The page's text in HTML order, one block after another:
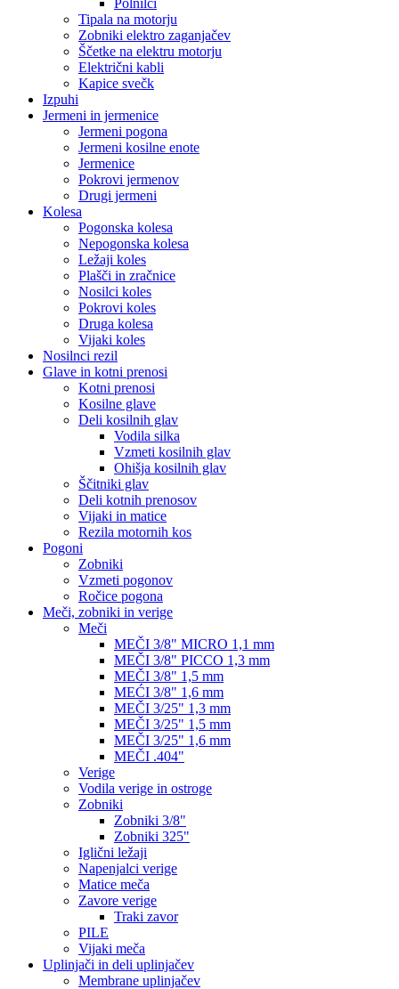
Polnilci
Tipala na motorju
Zobniki elektro zaganjačev
Ščetke na elektru motorju
Električni kabli
Kapice svečk
Izpuhi
Jermeni in jermenice
Jermeni pogona
Jermeni kosilne enote
Jermenice
Pokrovi jermenov
Drugi jermeni
Kolesa
Pogonska kolesa
Nepogonska kolesa
Ležaji koles
Plašči in zračnice
Nosilci koles
Pokrovi koles
Druga kolesa
Vijaki koles
Nosilnci rezil
Glave in kotni prenosi
Kotni prenosi
Kosilne glave
Deli kosilnih glav
Vodila silka
Vzmeti kosilnih glav
Ohišja kosilnih glav
Ščitniki glav
Deli kotnih prenosov
Vijaki in matice
Rezila motornih kos
Pogoni
Zobniki
Vzmeti pogonov
Ročice pogona
Meči, zobniki in verige
Meči
MEČI 3/8" MICRO 1,1 mm
MEČI 3/8" PICCO 1,3 mm
MEČI 3/8" 1,5 mm
MEĆI 3/8" 1,6 mm
MEČI 3/25" 1,3 mm
MEČI 3/25" 1,5 mm
MEČI 3/25" 1,6 mm
MEČI .404"
Verige
Vodila verige in ostroge
Zobniki
Zobniki 3/8"
Zobniki 325"
Iglični ležaji
Napenjalci verige
Matice meča
Zavore verige
Traki zavor
PILE
Vijaki meča
Uplinjači in deli uplinjačev
Membrane uplinjačev